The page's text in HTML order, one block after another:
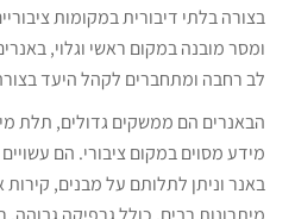
בצורה בלתי דיבורית במקומות
ומסר מובנה במקום ראשי וגלוי,
לב רחבה ומתחברים לקהל היעד
הבאנרים הם ממשקים גדולים, תלת
מידע מסוים במקום ציבורי. הם
באנר וניתן לתלותם על מבנים, קירות